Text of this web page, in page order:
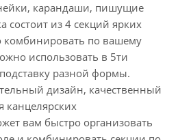
карандаши, пишущие
состоит из 4 секций ярких
комбинировать по вашему
использовать в 5ти
разной формы.
дизайн, качественный
канцелярских
вам быстро организовать